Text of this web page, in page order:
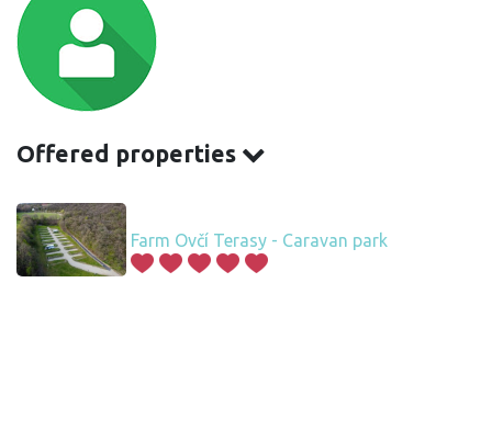
Offered properties
Farm Ovčí Terasy - Caravan park